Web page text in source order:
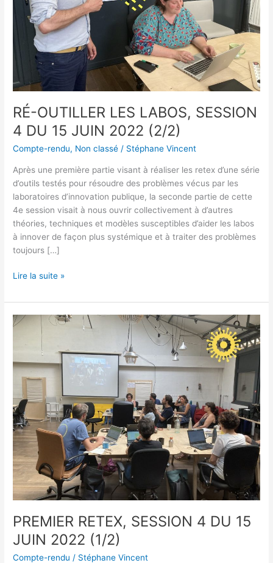
RÉ-OUTILLER LES LABOS, SESSION
4 DU 15 JUIN 2022 (2/2)
Compte-rendu, Non classé / Stéphane Vincent
Après une première partie visant à réaliser les retex d’une série
d’outils testés pour résoudre des problèmes vécus par les
laboratoires d’innovation publique, la seconde partie de cette
4e session visait à nous ouvrir collectivement à d’autres
théories, techniques et modèles susceptibles d’aider les labos
à innover de façon plus systémique et à traiter des problèmes
toujours […]
JUIN
(2/2)
Lire la suite »
PREMIER RETEX, SESSION 4 DU 15
JUIN 2022 (1/2)
Compte-rendu / Stéphane Vincent
PREMIER
4
JUIN
2022
(1/2)